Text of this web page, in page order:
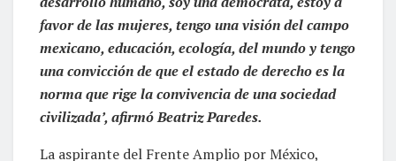
desarrollo humano, soy una demócrata, estoy a
favor de las mujeres, tengo una visión del campo
mexicano, educación, ecología, del mundo y tengo
una convicción de que el estado de derecho es la
norma que rige la convivencia de una sociedad
civilizada’, afirmó Beatriz Paredes.